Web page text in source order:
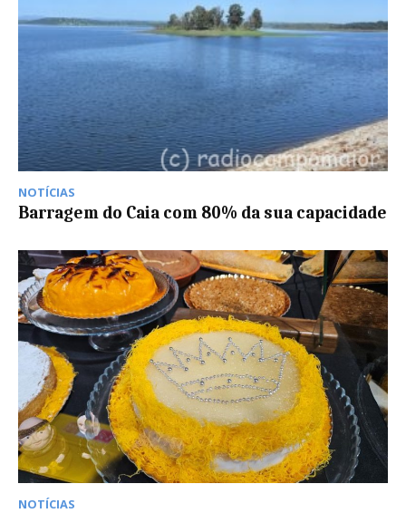
NOTÍCIAS
Barragem do Caia com 80% da sua capacidade
NOTÍCIAS